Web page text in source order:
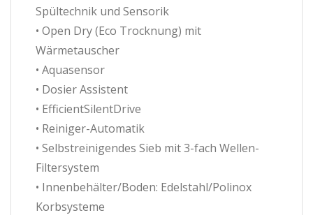
Spültechnik und Sensorik
• Open Dry (Eco Trocknung) mit
Wärmetauscher
• Aquasensor
• Dosier Assistent
• EfficientSilentDrive
• Reiniger-Automatik
• Selbstreinigendes Sieb mit 3-fach Wellen-
Filtersystem
• Innenbehälter/Boden: Edelstahl/Polinox
Korbsysteme